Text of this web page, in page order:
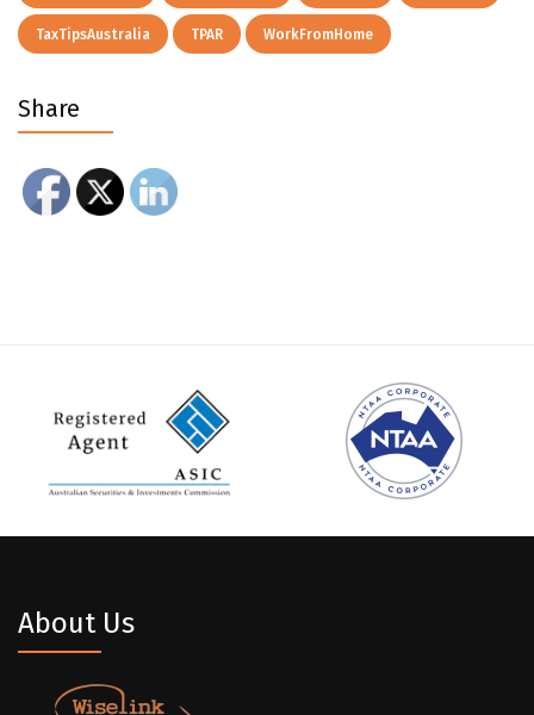
TaxTipsAustralia TPAR WorkFromHome
Share
About Us